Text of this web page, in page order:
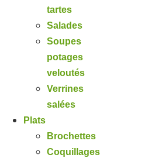
tartes
Salades
Soupes
potages
veloutés
Verrines
salées
Plats
Brochettes
Coquillages